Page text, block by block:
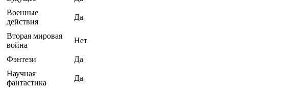
Военные
действия
Да
Вторая мировая
война
Нет
Фэнтези
Да
Научная
фантастика
Да